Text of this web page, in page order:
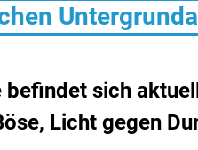
sich
Licht gegen